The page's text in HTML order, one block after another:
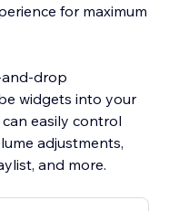
for maximum
and-drop
widgets into your
easily control
adjustments,
and more.